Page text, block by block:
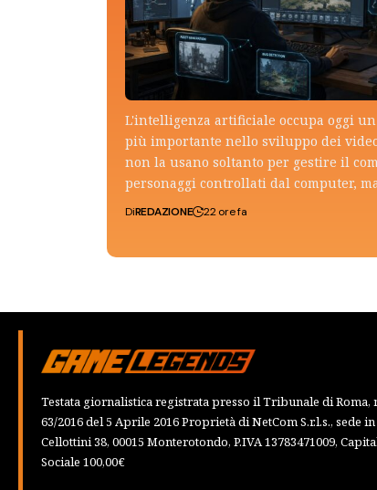
L'intelligenza artificiale occupa oggi
più importante nello sviluppo dei
non la usano soltanto per gestire il
personaggi controllati dal computer,
DiREDAZIONE 22 ore fa
Testata giornalistica registrata presso il Tribunale di Roma,
63/2016 del 5 Aprile 2016 Proprietà di NetCom S.r.l.s., sede
Cellottini 38, 00015 Monterotondo, P.IVA 13783471009,
Sociale 100,00€